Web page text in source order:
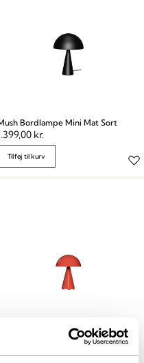
Bordlampe Mini Mat Sort
kr.
Tilføj til kurv
Mush Transportabel Lampe Klar